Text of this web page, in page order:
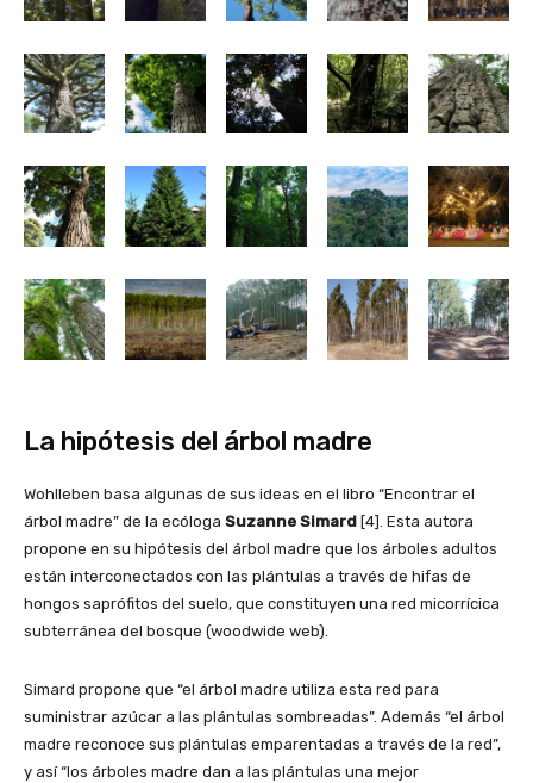
La hipótesis del árbol madre
Wohlleben basa algunas de sus ideas en el libro “Encontrar el
árbol madre” de la ecóloga Suzanne Simard [4]. Esta autora
propone en su hipótesis del árbol madre que los árboles adultos
están interconectados con las plántulas a través de hifas de
hongos saprófitos del suelo, que constituyen una red micorrícica
subterránea del bosque (woodwide web).
Simard propone que “el árbol madre utiliza esta red para
suministrar azúcar a las plántulas sombreadas”. Además “el árbol
madre reconoce sus plántulas emparentadas a través de la red”,
y así “los árboles madre dan a las plántulas una mejor